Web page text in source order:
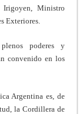
Irigoyen, Ministro
Exteriores.
poderes y
convenido en los
Argentina es, de
la Cordillera de